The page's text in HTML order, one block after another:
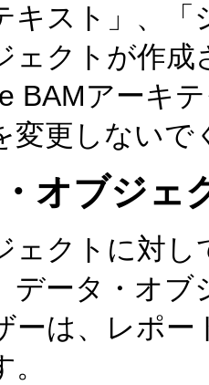
キスト」、
ェクトが作
BAMアーキ
変更しないで
オブジェ
ェクトに対
データ・オ
ーは、レポ